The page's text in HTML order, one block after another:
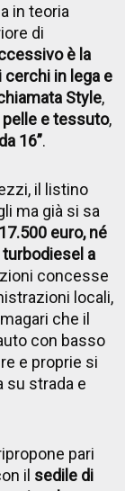
in teoria
di
è la
cerchi in lega e
Style,
e tessuto,
16”.
il listino
ma già si sa
euro, né
a
concesse
locali,
che il
con basso
e proprie si
su strada e
pari
il sedile di